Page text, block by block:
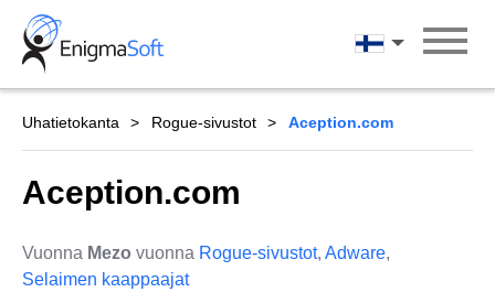
Skip
content
Suomi
Uhatietokanta Rogue-sivustot Aception.com
Aception.com
Vuonna Mezo vuonna Rogue-sivustot, Adware,
Selaimen kaappaajat